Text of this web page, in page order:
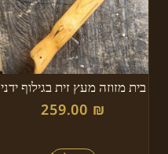
בית מזוזה מעץ זית בגילוף ידני
259.00 ₪